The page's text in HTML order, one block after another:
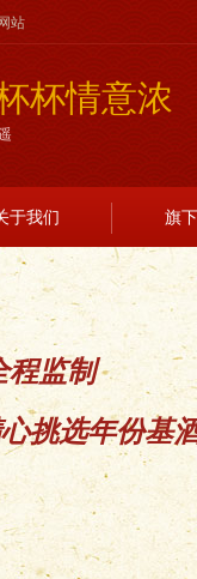
站
杯情意浓
程监制
心挑选年份基
于我们 旗